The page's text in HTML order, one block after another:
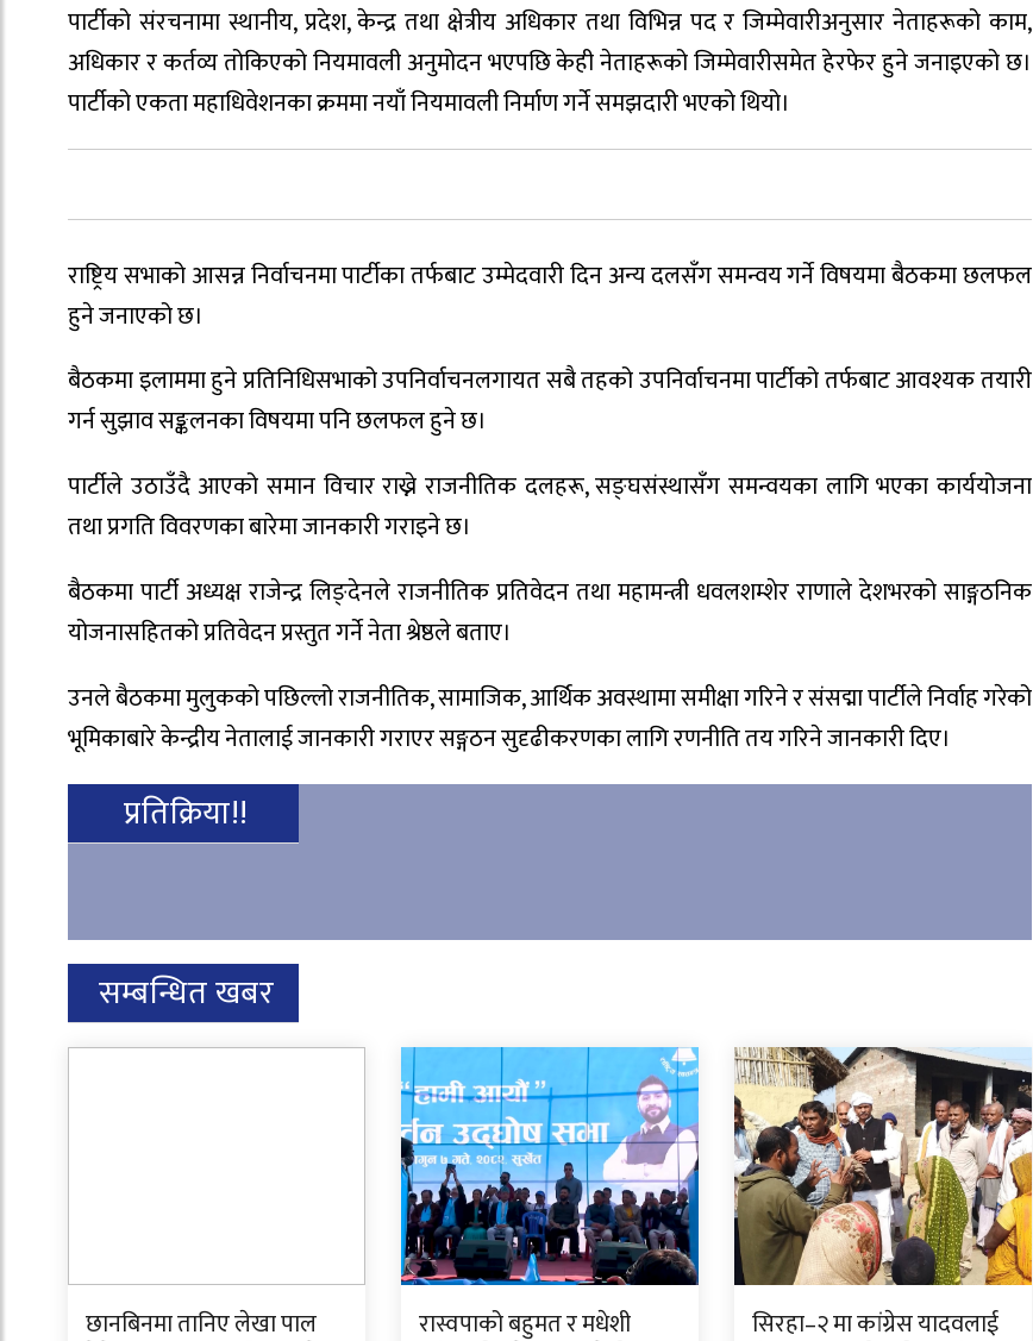
पार्टीको संरचनामा स्थानीय, प्रदेश, केन्द्र तथा क्षेत्रीय अधिकार तथा विभिन्न पद र जिम्मेवारीअनुसार नेताहरूको काम,
अधिकार र कर्तव्य तोकिएको नियमावली अनुमोदन भएपछि केही नेताहरूको जिम्मेवारीसमेत हेरफेर हुने जनाइएको छ।
पार्टीको एकता महाधिवेशनका क्रममा नयाँ नियमावली निर्माण गर्ने समझदारी भएको थियो।
राष्ट्रिय सभाको आसन्न निर्वाचनमा पार्टीका तर्फबाट उम्मेदवारी दिन अन्य दलसँग समन्वय गर्ने विषयमा बैठकमा छलफल
हुने जनाएको छ।
बैठकमा इलाममा हुने प्रतिनिधिसभाको उपनिर्वाचनलगायत सबै तहको उपनिर्वाचनमा पार्टीको तर्फबाट आवश्यक तयारी
गर्न सुझाव सङ्कलनका विषयमा पनि छलफल हुने छ।
पार्टीले उठाउँदै आएको समान विचार राख्ने राजनीतिक दलहरू, सङ्घसंस्थासँग समन्वयका लागि भएका कार्ययोजना
तथा प्रगति विवरणका बारेमा जानकारी गराइने छ।
बैठकमा पार्टी अध्यक्ष राजेन्द्र लिङ्देनले राजनीतिक प्रतिवेदन तथा महामन्त्री धवलशम्शेर राणाले देशभरको साङ्गठनिक
योजनासहितको प्रतिवेदन प्रस्तुत गर्ने नेता श्रेष्ठले बताए।
उनले बैठकमा मुलुकको पछिल्लो राजनीतिक, सामाजिक, आर्थिक अवस्थामा समीक्षा गरिने र संसद्मा पार्टीले निर्वाह गरेको
भूमिकाबारे केन्द्रीय नेतालाई जानकारी गराएर सङ्गठन सुदृढीकरणका लागि रणनीति तय गरिने जानकारी दिए।
प्रतिक्रिया!!
सम्बन्धित खबर
छानबिनमा तानिए लेखा पाल रास्वपाको बहुमत र मधेशी सिरहा–२ मा कांग्रेस यादवलाई